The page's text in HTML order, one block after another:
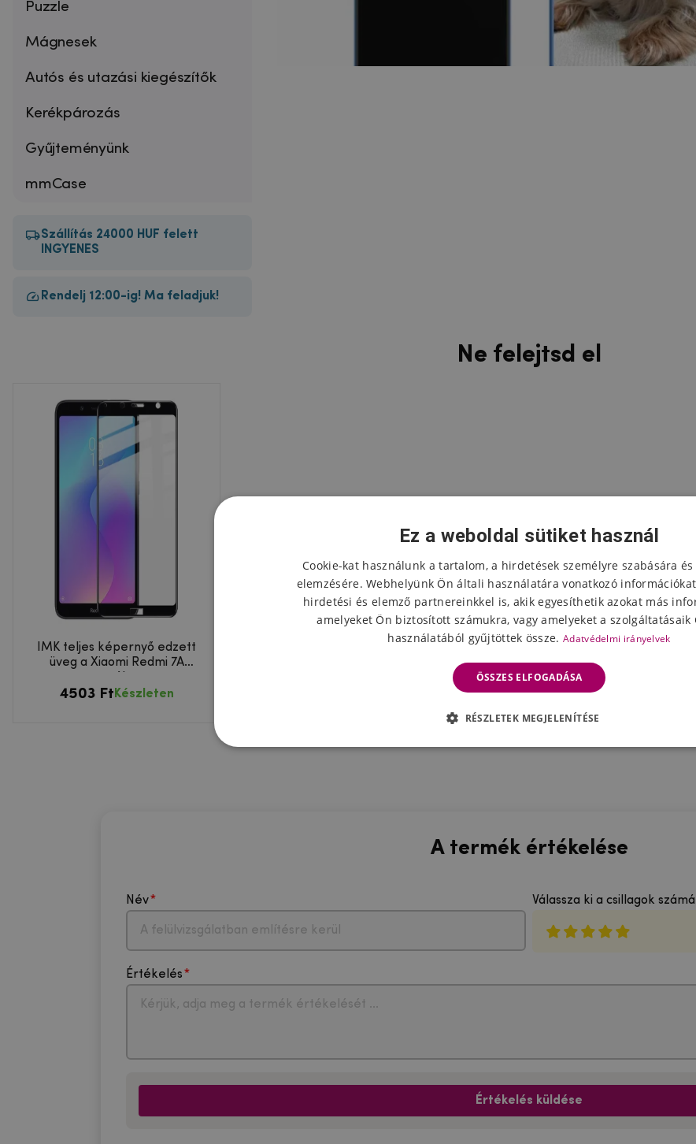
Puzzle
Mágnesek
Autós és utazási kiegészítők
Kerékpározás
Gyűjteményünk
mmCase
Szállítás 24000 HUF felett
INGYENES
Rendelj 12:00-ig! Ma feladjuk!
Ne felejtsd el
IMK teljes képernyő edzett
üveg a Xiaomi Redmi 7A
4503 Ft Készleten
A termék értékelése
Név Válassza ki a csillagok
Értékelés
Értékelés küldése
Ez a weboldal sütiket használ
Cookie-kat használunk a tartalom, a hirdetések személyre szabására
elemzésére. Webhelyünk Ön általi használatára vonatkozó
hirdetési és elemző partnereinkkel is, akik egyesíthetik azokat más
amelyeket Ön biztosított számukra, vagy amelyeket a szolgáltatásaik
használatából gyűjtöttek össze. Adatvédelmi irányelvek
ÖSSZES ELFOGADÁSA
RÉSZLETEK MEGJELENÍTÉSE